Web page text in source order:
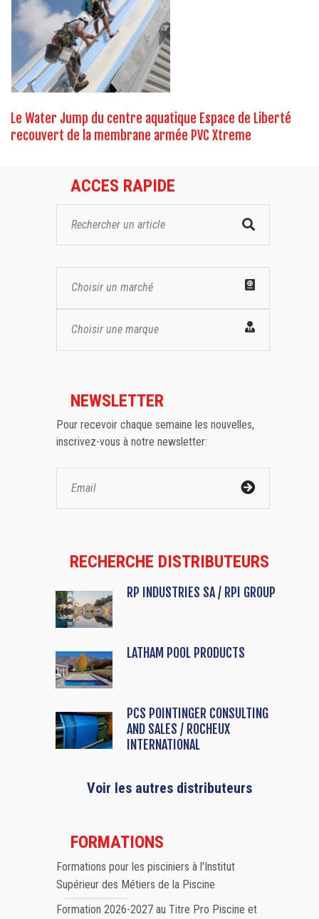
Le Water Jump du centre aquatique Espace de Liberté
recouvert de la membrane armée PVC Xtreme
ACCES RAPIDE
Choisir un marché
Choisir une marque
NEWSLETTER
Pour recevoir chaque semaine les nouvelles,
inscrivez-vous à notre newsletter:
RECHERCHE DISTRIBUTEURS
RP INDUSTRIES SA / RPI GROUP
LATHAM POOL PRODUCTS
PCS POINTINGER CONSULTING
AND SALES / ROCHEUX
INTERNATIONAL
Voir les autres distributeurs
FORMATIONS
Formations pour les pisciniers à l'Institut
Supérieur des Métiers de la Piscine
Formation 2026-2027 au Titre Pro Piscine et